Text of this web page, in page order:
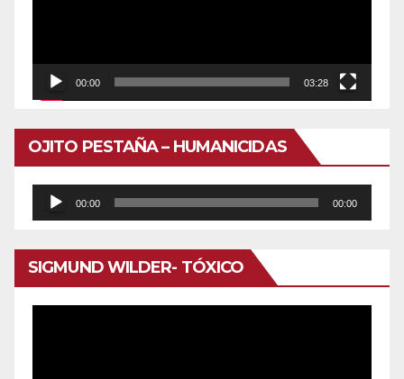
00:00 03:28
OJITO PESTAÑA – HUMANICIDAS
Reproductor
de
audio
00:00 00:00
SIGMUND WILDER- TÓXICO